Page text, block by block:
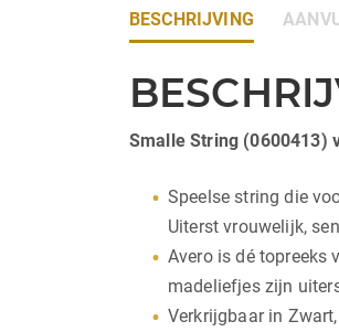
BESCHRIJVING
Smalle String (0600413)
Speelse string die
Uiterst vrouwelijk,
Avero is dé topreeks
madeliefjes zijn
Verkrijgbaar in